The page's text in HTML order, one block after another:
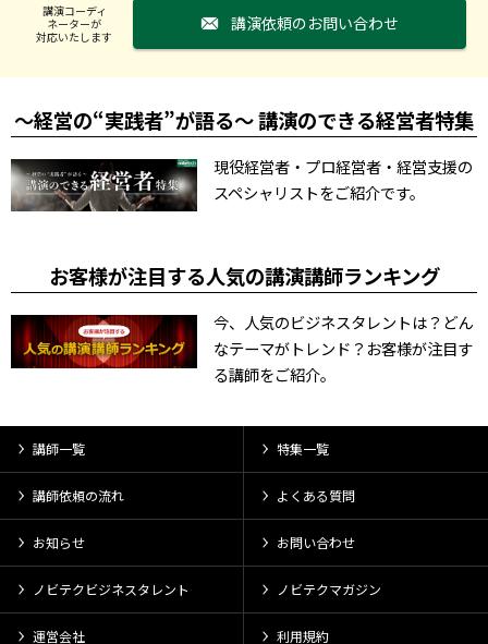
講演コーディ
ネーターが
対応いたします
講演依頼のお問い合わせ
～経営の“実践者”が語る～ 講演のできる経営者特集
現役経営者・プロ経営者・経営支援の
スペシャリストをご紹介です。
お客様が注目する人気の講演講師ランキング
今、人気のビジネスタレントは？どん
なテーマがトレンド？お客様が注目す
る講師をご紹介。
講師一覧 特集一覧
講師依頼の流れ よくある質問
お知らせ お問い合わせ
ノビテクビジネスタレント ノビテクマガジン
運営会社 利用規約